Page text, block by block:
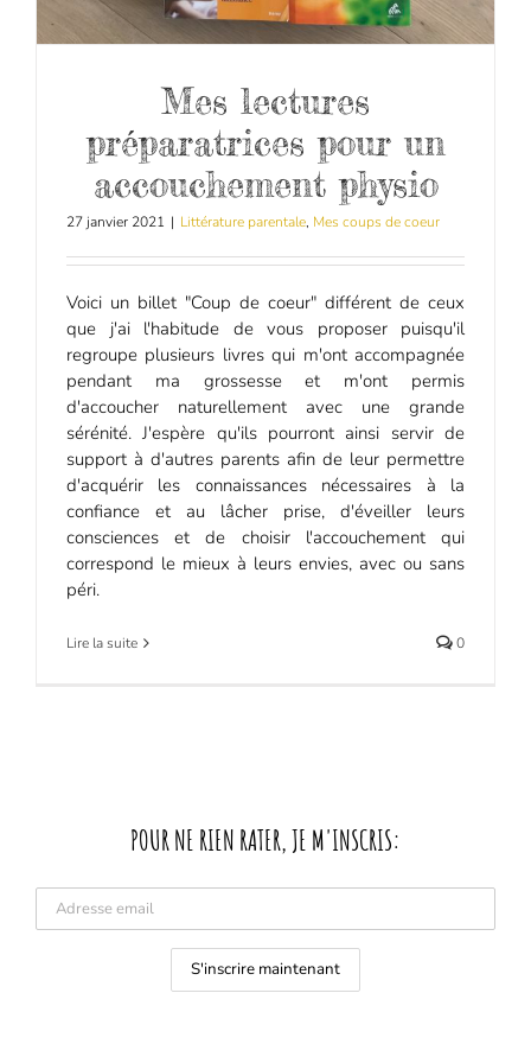
Mes lectures
préparatrices pour un
accouchement physio
27 janvier 2021 | Littérature parentale, Mes coups de coeur
Voici un billet "Coup de coeur" différent de ceux
que j'ai l'habitude de vous proposer puisqu'il
regroupe plusieurs livres qui m'ont accompagnée
pendant ma grossesse et m'ont permis
d'accoucher naturellement avec une grande
sérénité. J'espère qu'ils pourront ainsi servir de
support à d'autres parents afin de leur permettre
d'acquérir les connaissances nécessaires à la
confiance et au lâcher prise, d'éveiller leurs
consciences et de choisir l'accouchement qui
correspond le mieux à leurs envies, avec ou sans
péri.
Lire la suite 0
POUR NE RIEN RATER, JE M'INSCRIS: